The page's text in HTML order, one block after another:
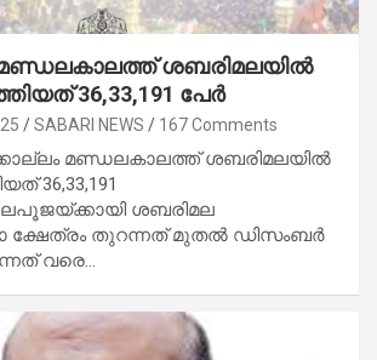
ശബരിമലയിൽ
36,33,191 പേർ
SABARI NEWS 167 Comments
മണ്ഡലകാലത്ത് ശബരിമലയിൽ
36,33,191
ശബരിമല
ക്ഷേത്രം തുറന്നത് മുതൽ ഡിസംബർ
വരെ…